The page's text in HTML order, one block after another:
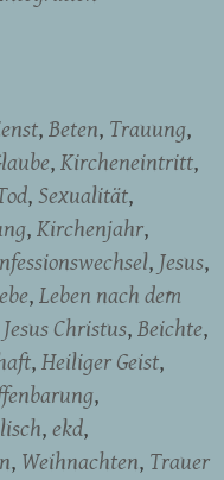
Beten Trauung
Kircheneintritt
Sexualität
Kirchenjahr
Jesus
Leben nach dem
Jesus Christus Beichte
Heiliger Geist
ekd
Weihnachten Trauer